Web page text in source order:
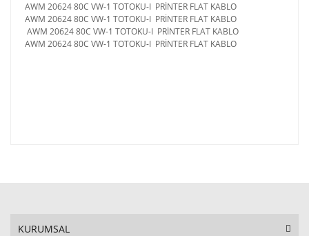
AWM 20624 80C VW-1 TOTOKU-I PRİNTER FLAT KABLO
AWM 20624 80C VW-1 TOTOKU-I PRİNTER FLAT KABLO
AWM 20624 80C VW-1 TOTOKU-I PRİNTER FLAT KABLO
AWM 20624 80C VW-1 TOTOKU-I PRİNTER FLAT KABLO
KURUMSAL